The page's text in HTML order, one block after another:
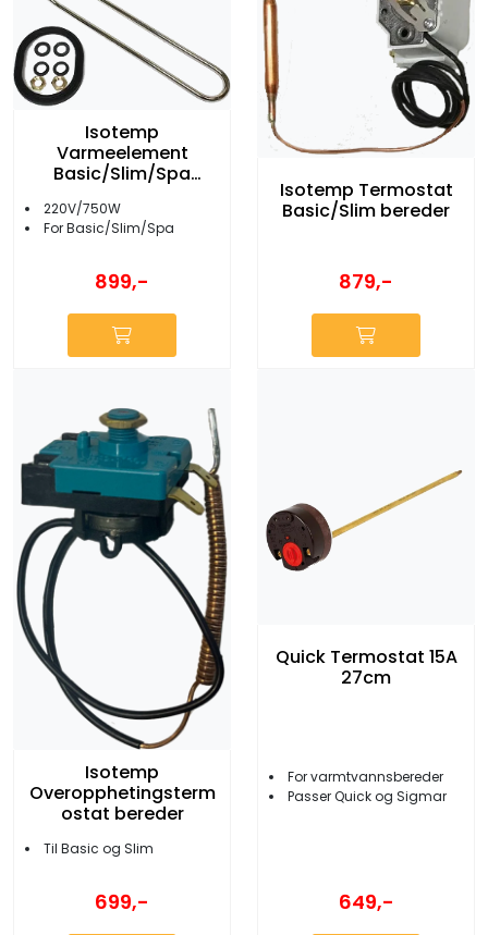
Isotemp
Varmeelement
Basic/Slim/Spa
bereder 750W
220V/750W
For Basic/Slim/Spa
899,-
Isotemp Termostat
Basic/Slim bereder
879,-
Isotemp
Overopphetingsterm
ostat bereder
Til Basic og Slim
699,-
Quick Termostat 15A
27cm
For varmtvannsbereder
Passer Quick og Sigmar
649,-